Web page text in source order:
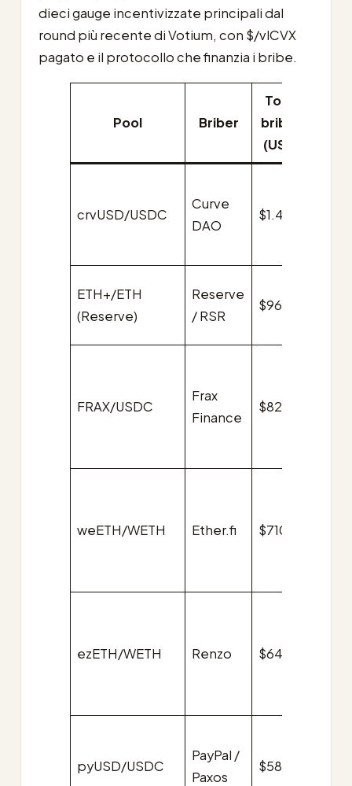
dieci gauge incentivizzate principali dal
round più recente di Votium, con $/vlCVX
pagato e il protocollo che finanzia i bribe.
Pool Briber
Total
bribes
(USD)
crvUSD/USDC
Curve
DAO
$1.42M
ETH+/ETH
(Reserve)
Reserve
/ RSR
$960k
FRAX/USDC
Frax
Finance
$820k
weETH/WETH Ether.fi $710k
ezETH/WETH Renzo $640k
pyUSD/USDC
PayPal /
Paxos
$580k